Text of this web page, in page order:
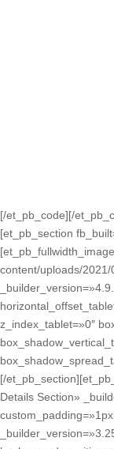
[/et_pb_code][/
[et_pb_section
content/uploads/
z_index_tablet=»0″
[/
Details Section»